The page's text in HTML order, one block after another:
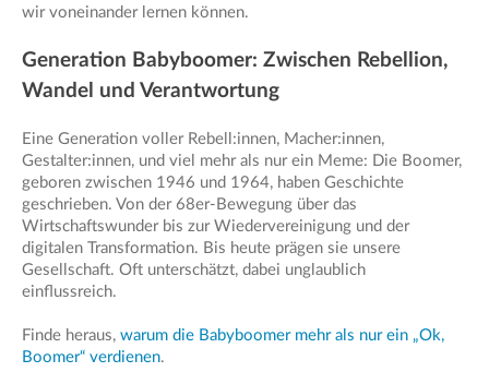
wir voneinander lernen können.
Generation Babyboomer: Zwischen Rebellion,
Wandel und Verantwortung
Eine Generation voller Rebell:innen, Macher:innen,
Gestalter:innen, und viel mehr als nur ein Meme: Die Boomer,
geboren zwischen 1946 und 1964, haben Geschichte
geschrieben. Von der 68er-Bewegung über das
Wirtschaftswunder bis zur Wiedervereinigung und der
digitalen Transformation. Bis heute prägen sie unsere
Gesellschaft. Oft unterschätzt, dabei unglaublich
einflussreich.
Finde heraus, warum die Babyboomer mehr als nur ein „Ok,
Boomer“ verdienen.